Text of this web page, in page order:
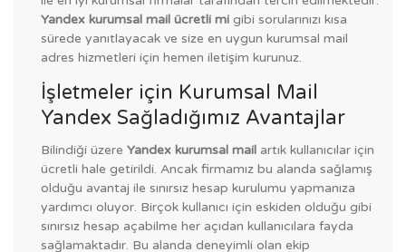
Yandex kurumsal mail ücretli mi gibi sorularınızı kısa
sürede yanıtlayacak ve size en uygun kurumsal mail
adres hizmetleri için hemen iletişim kurunuz.
İşletmeler için Kurumsal Mail
Yandex Sağladığımız Avantajlar
Bilindiği üzere Yandex kurumsal mail artık kullanıcılar için
ücretli hale getirildi. Ancak firmamız bu alanda sağlamış
olduğu avantaj ile sınırsız hesap kurulumu yapmanıza
yardımcı oluyor. Birçok kullanıcı için eskiden olduğu gibi
sınırsız hesap açabilme her açıdan kullanıcılara fayda
sağlamaktadır. Bu alanda deneyimli olan ekip